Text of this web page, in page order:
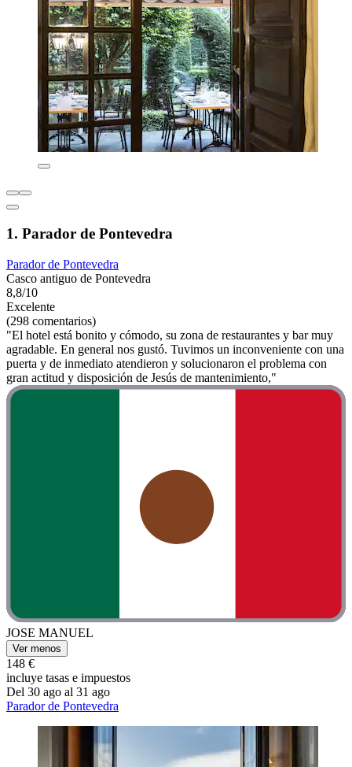
1. Parador de Pontevedra
Parador de Pontevedra
Casco antiguo de Pontevedra
8,8/10
Excelente
(298 comentarios)
"El hotel está bonito y cómodo, su zona de restaurantes y bar muy
agradable. En general nos gustó. Tuvimos un inconveniente con una
puerta y de inmediato atendieron y solucionaron el problema con
gran actitud y disposición de Jesús de mantenimiento,"
JOSE MANUEL
Ver menos
148 €
incluye tasas e impuestos
Del 30 ago al 31 ago
Parador de Pontevedra